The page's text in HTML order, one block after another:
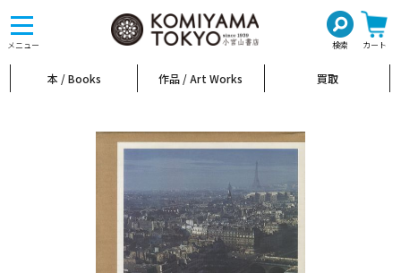
メニュー 検索 カート
toggle
navigation
本 / Books 作品 / Art Works 買取